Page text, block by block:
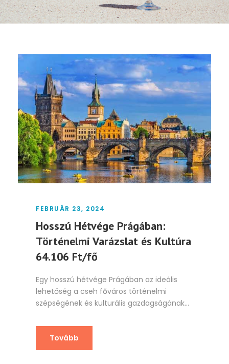
FEBRUÁR 23, 2024
Hosszú Hétvége Prágában:
Történelmi Varázslat és Kultúra
64.106 Ft/fő
Egy hosszú hétvége Prágában az ideális
lehetőség a cseh főváros történelmi
szépségének és kulturális gazdagságának...
Tovább